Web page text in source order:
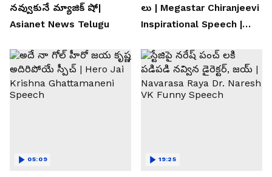
నవ్వుకునే మ్యాజిక్ షో|
Asianet News Telugu
లు | Megastar Chiranjeevi
Inspirational Speech |
05:09 19:25